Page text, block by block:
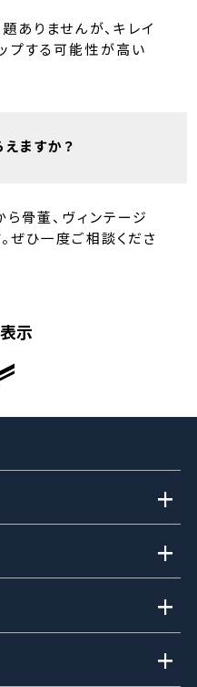
ありませんが、キレイ
プする可能性が高い
ますか？
ら骨董、ヴィンテージ
ぜひ一度ご相談くださ
示
+
+
+
+